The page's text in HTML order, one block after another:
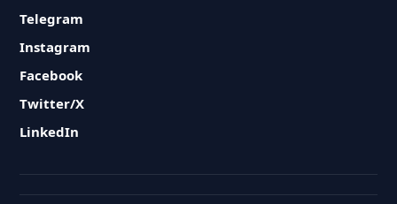
Telegram
Instagram
Facebook
Twitter/X
LinkedIn